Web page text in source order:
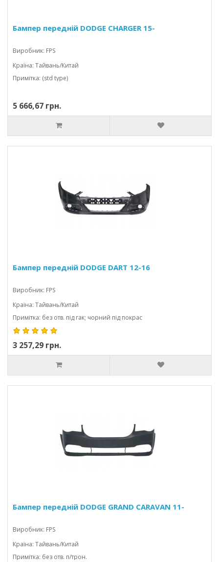
Бампер передній DODGE CHARGER 15-
Виробник: FPS
Країна: Тайвань/Китай
Примітка: (std type)
5 666,67 грн.
Бампер передній DODGE DART 12-16
Виробник: FPS
Країна: Тайвань/Китай
Примітка: без отв. під гак; чорний під покрас
3 257,29 грн.
Бампер передній DODGE GRAND CARAVAN 11-
Виробник: FPS
Країна: Тайвань/Китай
Примітка: без отв. п/трон.